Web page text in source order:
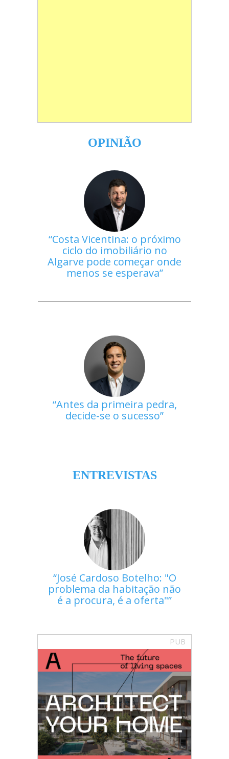
OPINIÃO
Costa Vicentina: o próximo
ciclo do imobiliário no
Algarve pode começar onde
menos se esperava
Antes da primeira pedra,
decide-se o sucesso
ENTREVISTAS
José Cardoso Botelho: "O
problema da habitação não
é a procura, é a oferta"
PUB